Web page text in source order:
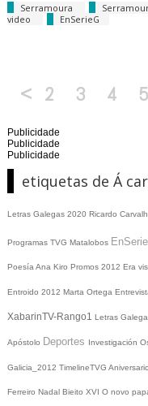
Serramoura
video
EnSerieG
< 2 3 4 5
Publicidade
Publicidade
Publicidade
etiquetas de Á
Letras Galegas 2020 Ricardo
Programas TVG Matalobos
Poesía Ana Kiro Promos 2012 Era
Entroido 2012 Marta Ortega
XabarinTV-Rango1 Letras
Apóstolo Deportes Investigación
Galicia_2012 TimelineTVG
Ferreiro Nadal Bieito XVI O novo